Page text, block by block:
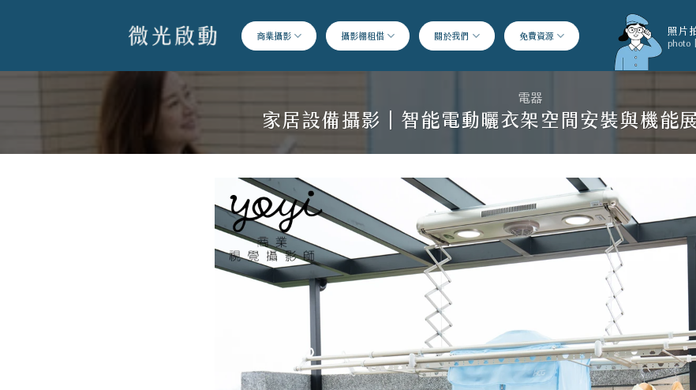
容
商業攝影 攝影棚租借 關於我們 免費資源 照片
photo
電器
家居設備攝影｜智能電動曬衣架空間安裝與機能